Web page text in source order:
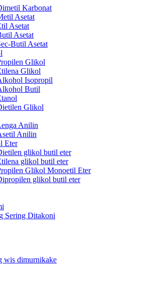
Karbonat
Asetat
Asetat
Asetat
Butil Asetat
Glikol
Glikol
Isopropil
Butil
Glikol
Anilin
Anilin
Eter
glikol butil eter
glikol butil eter
Glikol Monoetil Eter
glikol butil eter
Sering Ditakoni
wis dimurnikake